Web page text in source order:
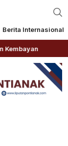
Berita Internasional